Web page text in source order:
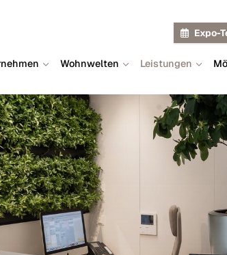
Expo-
Wohnwelten Leistungen